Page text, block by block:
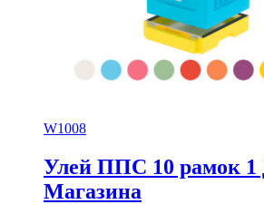
W1008
Улей ППС 10 рамок 1
Магазина